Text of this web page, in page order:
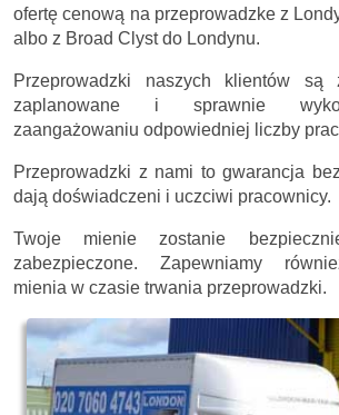
ofertę cenową na przeprowadzke z
albo z Broad Clyst do Londynu.
Przeprowadzki naszych klientów są
zaplanowane i sprawnie
zaangażowaniu odpowiedniej liczby
Przeprowadzki z nami to gwarancja
dają doświadczeni i uczciwi pracownicy.
Twoje mienie zostanie
zabezpieczone. Zapewniamy
mienia w czasie trwania przeprowadzki.